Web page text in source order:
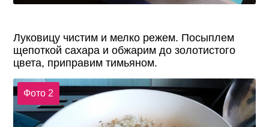
Луковицу чистим и мелко режем. Посыплем
щепоткой сахара и обжарим до золотистого
цвета, приправим тимьяном.
Фото 2